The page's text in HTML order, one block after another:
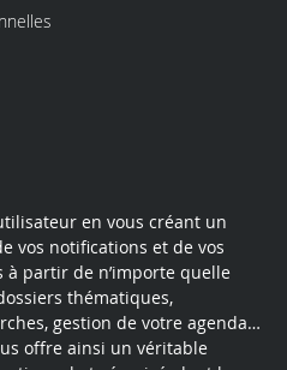
en vous créant un
vos notifications et de vos
partir de n’importe quelle
thématiques,
gestion de votre agenda…
offre ainsi un véritable